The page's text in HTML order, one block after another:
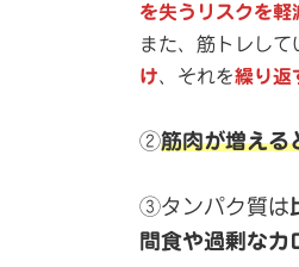
を失うリスクを軽
また、筋トレして
け、それを繰り返
②筋肉が増える
③タンパク質は
間食や過剰なカ